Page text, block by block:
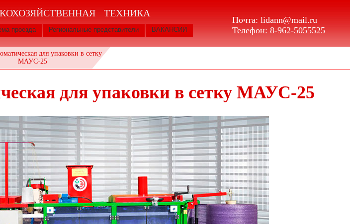
ТЕХНИКА
проезда Региональные представители ВАКАНСИИ
Почта: lidann@mail.ru
Телефон: 8-962-5055525
для упаковки в сетку
МАУС-25
для упаковки в сетку МАУС-25